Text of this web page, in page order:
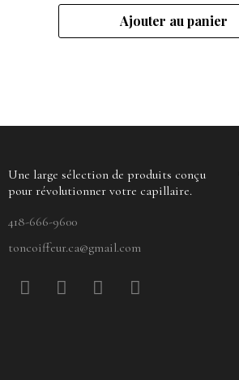
Ajouter au panier
Une large sélection de produits conçu
pour révolutionner votre capillaire.
418-666-9600
toncoiffeur.ca@gmail.com
F
a
P
i
Y
o
I
n